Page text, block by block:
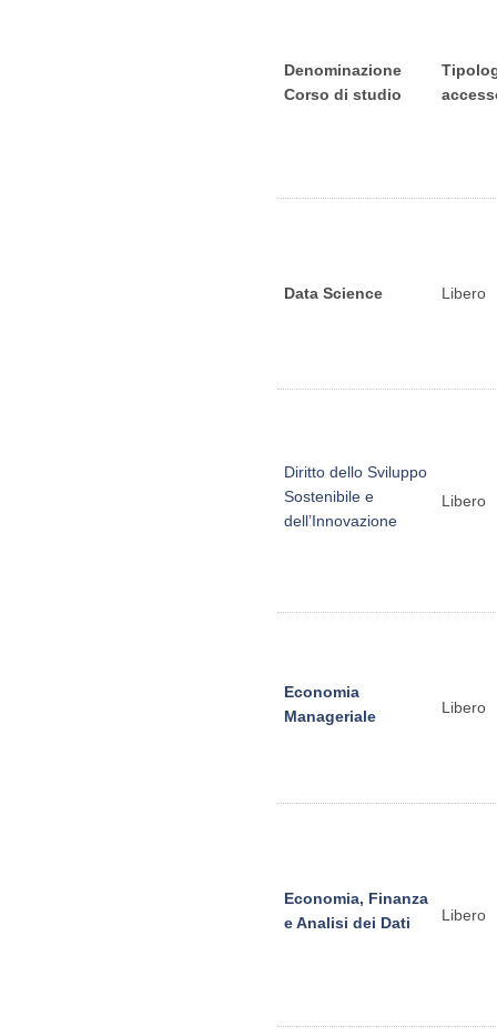
Denominazione
Corso di studio
Data Science Libero
Diritto dello Sviluppo
Sostenibile e
dell’Innovazione
Libero
Economia
Manageriale
Libero
Economia, Finanza
e Analisi dei Dati
Libero